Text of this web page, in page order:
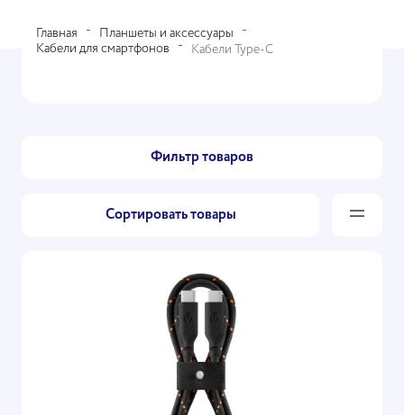
Главная
Планшеты и аксессуары
Кабели для смартфонов
Кабели Type-C
Фильтр товаров
Сортировать товары